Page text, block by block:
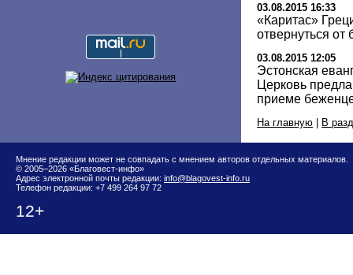
03.08.2015 16:33
«Каритас»
отвернуться от
03.08.2015 12:05
Эстонская
Церковь
приеме
На главную В
Мнение редакции может не совпадать с мнением авторов отдельных материалов.
© 2005–2026 «Благовест-инфо»
Адрес электронной почты редакции: info@blagovest-info.ru
Телефон редакции: +7 499 264 97 72
12+